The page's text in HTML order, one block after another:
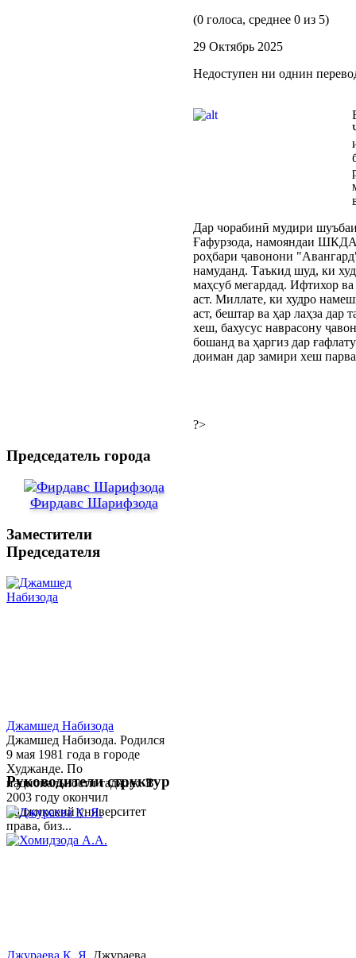
(0 голоса, среднее 0 из 5)
29 Октябрь 2025
Недоступен ни однин
Дар чорабинӣ мудири
Ғафурзода, намояндаи
роҳбари ҷавонони
намуданд. Таъкид шуд, ки
маҳсуб мегардад. Ифтихор
аст. Миллате, ки худро
аст, бештар ва ҳар лаҳза
хеш, бахусус наврасону
бошанд ва ҳаргиз дар
доиман дар замири хеш
?>
Председатель города
Фирдавс Шарифзода
Заместители
Председателя
Джамшед Набизода
Джамшед Набизода. Родился
9 мая 1981 года в городе
Худжанде. По
национальности таджик. В
2003 году окончил
Таджикский университет
права, биз...
Руководители структур